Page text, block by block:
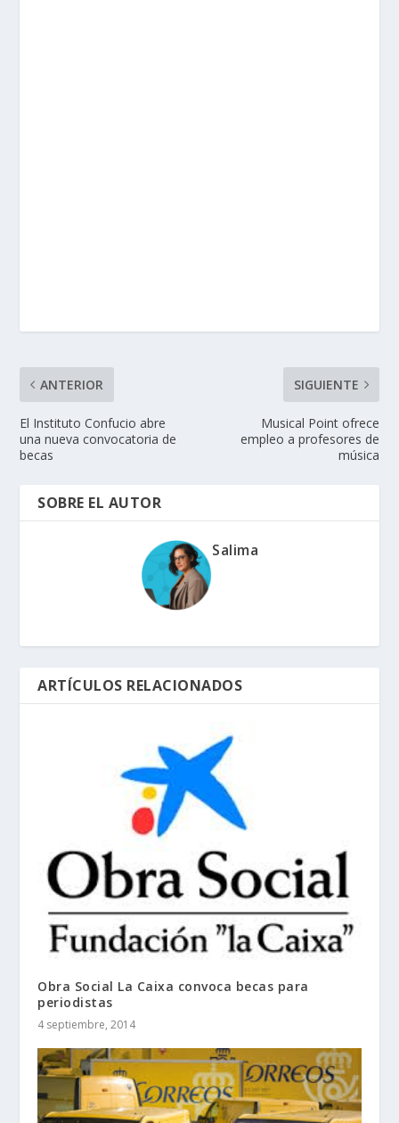
ANTERIOR
El Instituto Confucio abre
una nueva convocatoria de
becas
SIGUIENTE
Musical Point ofrece
empleo a profesores de
música
SOBRE EL AUTOR
Salima
ARTÍCULOS RELACIONADOS
Obra Social La Caixa convoca becas para
periodistas
4 septiembre, 2014